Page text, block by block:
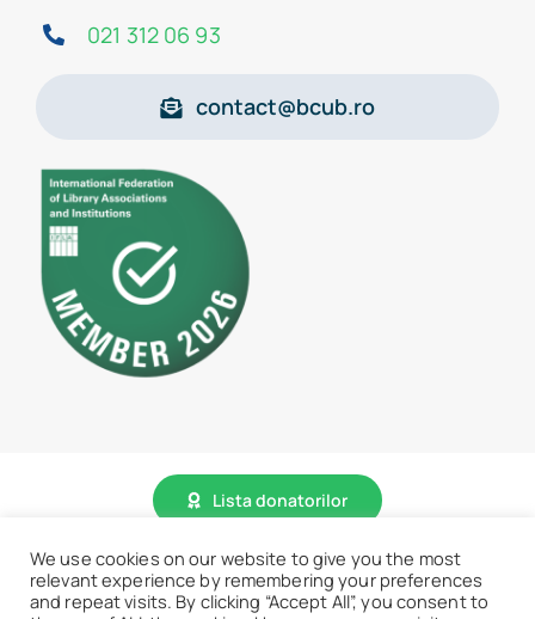
021 312 06 93
contact@bcub.ro
Lista donatorilor
© 2026 • BCU „Carol I” - Toate drepturile sunt rezervate.
We use cookies on our website to give you the most
relevant experience by remembering your preferences
and repeat visits. By clicking “Accept All”, you consent to